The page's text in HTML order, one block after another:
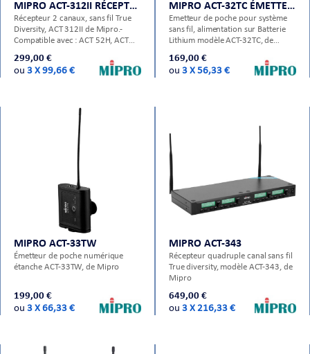
MIPRO ACT-312II RÉCEPTEUR SANS FIL
Récepteur 2 canaux, sans fil True
Diversity, ACT 312II de Mipro.-
Compatible avec : ACT 52H, ACT
33HC, ACT 32T, ACT 32TC
299,00 €
ou 3 X 99,66 €
MIPRO ACT-32TC ÉMETTEUR DE POCHE
Emetteur de poche pour système
sans fil, alimentation sur Batterie
Lithium modèle ACT-32TC, de
- MU-23 - MU-210 - MU-53HN -
MU-55HN - MU-40G
169,00 €
ou 3 X 56,33 €
MIPRO ACT-33TW
Émetteur de poche numérique
étanche ACT-33TW, de Mipro
199,00 €
ou 3 X 66,33 €
MIPRO ACT-343
Récepteur quadruple canal sans fil
True diversity, modèle ACT-343, de
Mipro
649,00 €
ou 3 X 216,33 €